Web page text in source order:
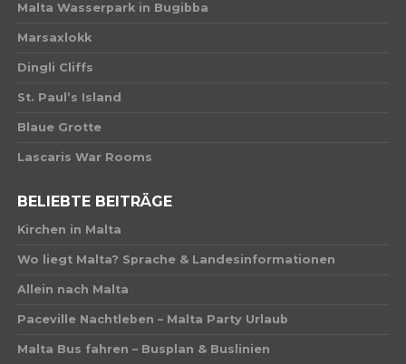
Malta Wasserpark in Bugibba
Marsaxlokk
Dingli Cliffs
St. Paul’s Island
Blaue Grotte
Lascaris War Rooms
BELIEBTE BEITRÄGE
Kirchen in Malta
Wo liegt Malta? Sprache & Landesinformationen
Allein nach Malta
Paceville Nachtleben – Malta Party Urlaub
Malta Bus fahren – Busplan & Buslinien